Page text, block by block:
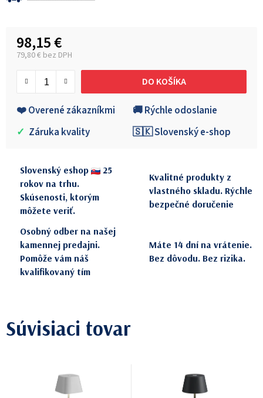
98,15 €
79,80 € bez DPH
DO KOŠÍKA
❤️ Overené zákazníkmi
🚚 Rýchle odoslanie
✓ Záruka kvality 🇸🇰 Slovenský e-shop
Slovenský eshop
25
rokov na trhu.
Skúsenosti, ktorým
môžete veriť.
Kvalitné produkty z
vlastného skladu. Rýchle
bezpečné doručenie
Osobný odber na našej
kamennej predajni.
Pomôže vám náš
kvalifikovaný tím
Máte 14 dní na vrátenie.
Bez dôvodu. Bez rizika.
Súvisiaci tovar